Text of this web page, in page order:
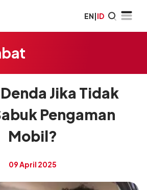
EN|ID
Jika Tidak
Pengaman
Mobil?
09 April 2025